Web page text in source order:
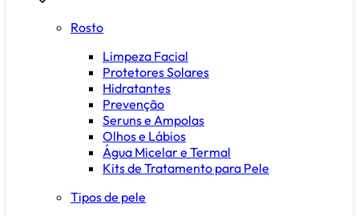
Rosto
Limpeza Facial
Protetores Solares
Hidratantes
Prevenção
Seruns e Ampolas
Olhos e Lábios
Água Micelar e Termal
Kits de Tratamento para Pele
Tipos de pele